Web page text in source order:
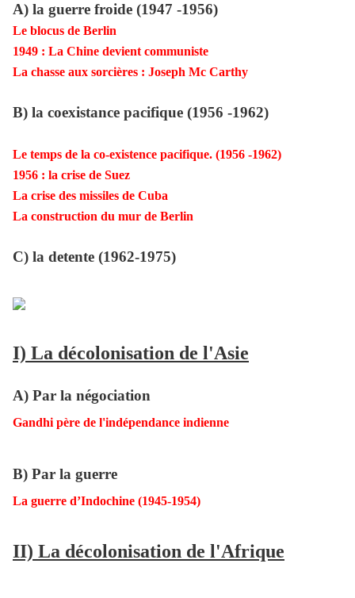
A) la guerre froide (1947 -1956)
Le blocus de Berlin
1949 : La Chine devient communiste
La chasse aux sorcières : Joseph Mc Carthy
B) la coexistance pacifique (1956 -1962)
Le temps de la co-existence pacifique. (1956 -1962)
1956 : la crise de Suez
La crise des missiles de Cuba
La construction du mur de Berlin
C) la detente (1962-1975)
I) La décolonisation de l'Asie
A) Par la négociation
Gandhi père de l'indépendance indienne
B) Par la guerre
La guerre d’Indochine (1945-1954)
II) La décolonisation de l'Afrique